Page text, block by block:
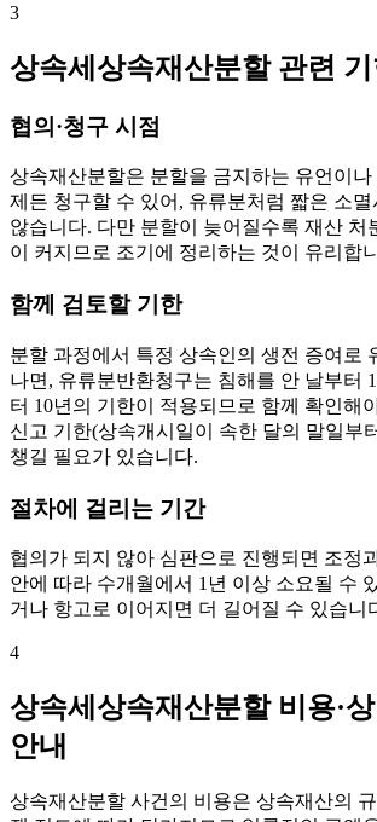
3
상속세상속재산분할 관련
협의·청구 시점
상속재산분할은 분할을 금지하는 유언이나
제든 청구할 수 있어, 유류분처럼 짧은 소
않습니다. 다만 분할이 늦어질수록 재산 처
이 커지므로 조기에 정리하는 것이 유리합
함께 검토할 기한
분할 과정에서 특정 상속인의 생전 증여로
나면, 유류분반환청구는 침해를 안 날부터
터 10년의 기한이 적용되므로 함께 확인해
신고 기한(상속개시일이 속한 달의 말일부
챙길 필요가 있습니다.
절차에 걸리는 기간
협의가 되지 않아 심판으로 진행되면 조정
안에 따라 수개월에서 1년 이상 소요될 수
거나 항고로 이어지면 더 길어질 수 있습니
4
상속세상속재산분할 비용·
안내
상속재산분할 사건의 비용은 상속재산의